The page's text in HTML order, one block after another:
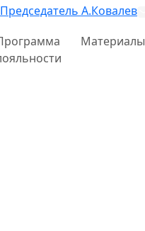
Председатель А.Ковалев
Материалы